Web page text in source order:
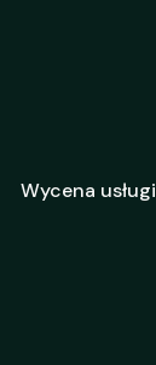
Wycena usługi